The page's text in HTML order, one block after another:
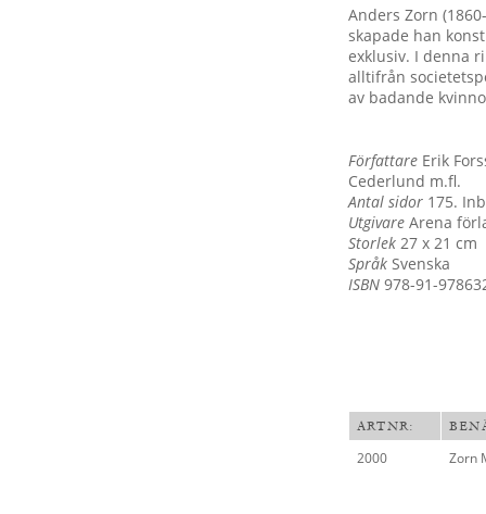
Anders Zorn
skapade han
exklusiv. I denna
alltifrån
av badande
Författare Erik
Cederlund m.fl.
Antal sidor 175.
Utgivare Arena
Storlek 27 x 21 cm
Språk Svenska
ISBN 978-91-
ARTNR:
2000 Zorn